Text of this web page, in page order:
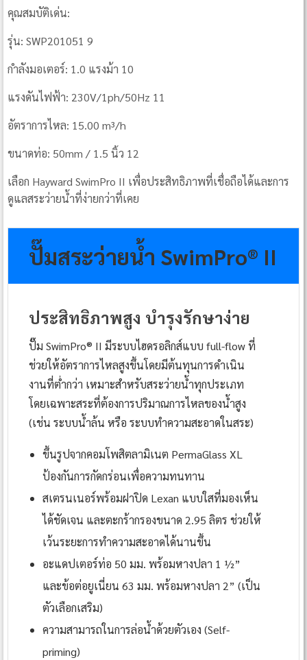
คุณสมบัติเด่น:
รุ่น: SWP201051 9
กำลังมอเตอร์: 1.0 แรงม้า 10
แรงดันไฟฟ้า: 230V/1ph/50Hz 11
อัตราการไหล: 15.00 m³/h
ขนาดท่อ: 50mm / 1.5 นิ้ว 12
เลือก Hayward SwimPro II เพื่อประสิทธิภาพที่เชื่อถือได้และการ
ดูแลสระว่ายน้ำที่ง่ายกว่าที่เคย
ปั๊มสระว่ายน้ำ SwimPro® II
ประสิทธิภาพสูง บำรุงรักษาง่าย
ปั๊ม SwimPro® II มีระบบไฮดรอลิกส์แบบ full-flow ที่
ช่วยให้อัตราการไหลสูงขึ้นโดยมีต้นทุนการดำเนิน
งานที่ต่ำกว่า เหมาะสำหรับสระว่ายน้ำทุกประเภท
โดยเฉพาะสระที่ต้องการปริมาณการไหลของน้ำสูง
(เช่น ระบบน้ำล้น หรือ ระบบทำความสะอาดในสระ)
ขึ้นรูปจากคอมโพสิตลามิเนต PermaGlass XL
ป้องกันการกัดกร่อนเพื่อความทนทาน
สเตรนเนอร์พร้อมฝาปิด Lexan แบบใสที่มองเห็น
ได้ชัดเจน และตะกร้ากรองขนาด 2.95 ลิตร ช่วยให้
เว้นระยะการทำความสะอาดได้นานขึ้น
อะแดปเตอร์ท่อ 50 มม. พร้อมหางปลา 1 ½”
และข้อต่อยูเนี่ยน 63 มม. พร้อมหางปลา 2” (เป็น
ตัวเลือกเสริม)
ความสามารถในการล่อน้ำด้วยตัวเอง (Self-
priming)